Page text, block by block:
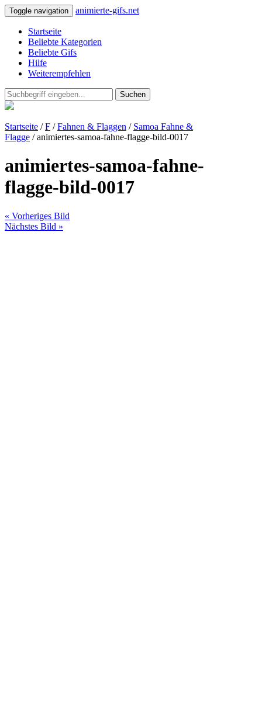
Toggle navigation animierte-gifs.net
Startseite
Beliebte Kategorien
Beliebte Gifs
Hilfe
Weiterempfehlen
Suchen
Startseite /F /Fahnen & Flaggen / Samoa Fahne &
Flagge / animiertes-samoa-fahne-flagge-bild-0017
animiertes-samoa-fahne-
flagge-bild-0017
« Vorheriges Bild
Nächstes Bild »